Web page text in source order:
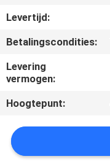
OP
NIEUWS
GEVALLEN
SITEMAP
Levertijd:
Betalingscondities:
Levering
vermogen:
Hoogtepunt: